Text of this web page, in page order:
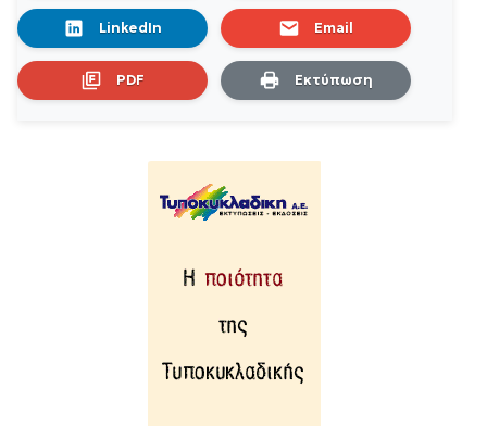
LinkedIn Email
PDF Εκτύπωση